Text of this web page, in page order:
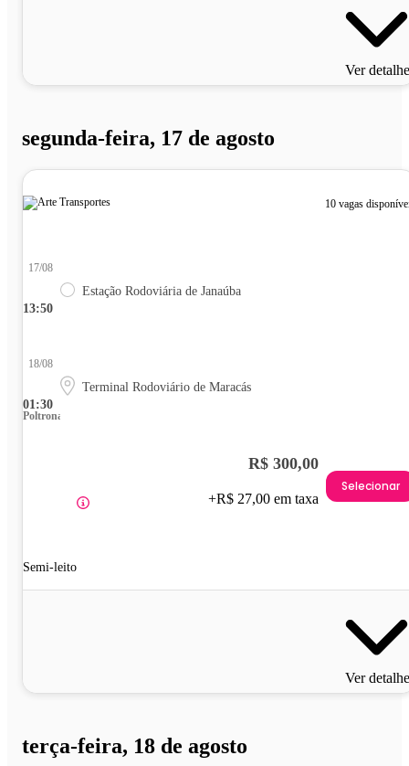
Ver
segunda-feira, 17 de agosto
10 vagas
13:50
17/08
Estação Rodoviária de Janaúba
01:30
18/08
Terminal Rodoviário de Maracás
Poltrona
Semi-leito
R$ 300,00
+R$ 27,00 em taxa
Selecionar
Ver
terça-feira, 18 de agosto